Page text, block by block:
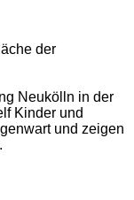
der
Neukölln in der
Kinder und
und zeigen